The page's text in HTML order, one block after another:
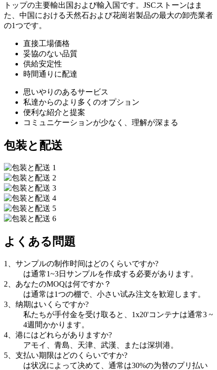
トップの主要輸出国および輸入国です。JSCストーンはま
た、中国における天然石および花崗岩製品の最大の卸売業者
の1つです。
直接工場価格
妥協のない品質
供給安定性
時間通りに配達
思いやりのあるサービス
私達からのより多くのオプション
便利な紹介と提案
コミュニケーションが少なく、理解が深まる
包装と配送
よくある問題
1、サンプルの制作时间はどのくらいですか?
は通常1~3日サンプルを作成する必要があります。
2、あなたのMOQは何ですか？
は通常は1つの棚で、小さい试み注文を歓迎します。
3、纳期はいくらですか?
私たちが手付金を受け取ると、1x20'コンテナは通常3 ~
4週間かかります。
4、港にはどれらがありますか?
アモイ、青島、天津、武漢、または深圳港。
5、支払い期限はどのくらいですか?
は状况によって决めて、通常は30%の为替のプリ払い